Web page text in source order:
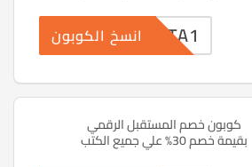
TA1 انسخ الكوبون
كوبون خصم المستقبل الرقمي
بقيمة خصم 30% علي جميع الكتب